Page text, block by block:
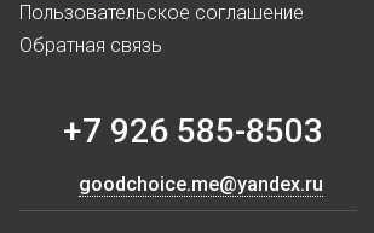
Пользовательское соглашение
Обратная связь
+7 926 585-8503
goodchoice.me@yandex.ru